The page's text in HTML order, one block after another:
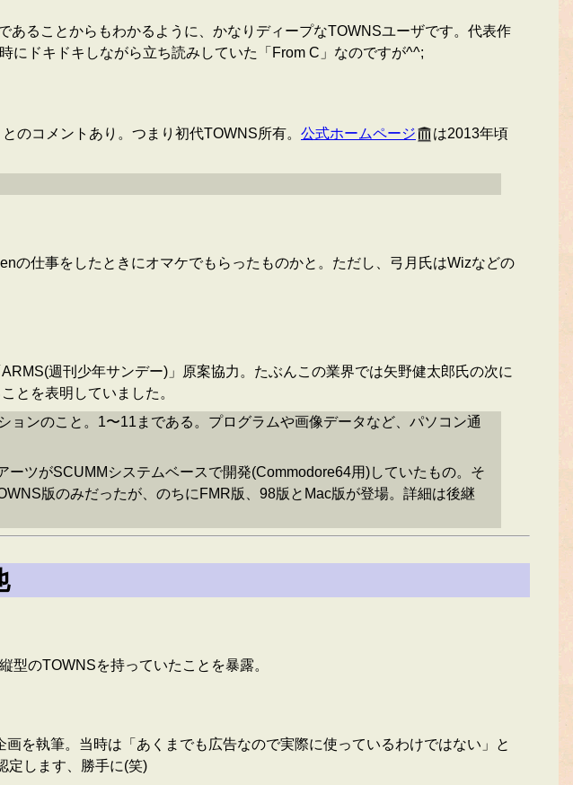
ることからもわかるように、かなりディープなTOWNSユーザです。代表作
にドキドキしながら立ち読みしていた「From C」なのですが^^;
のコメントあり。つまり初代TOWNS所有。 公式ホームページ
は2013年頃
の仕事をしたときにオマケでもらったものかと。ただし、弓月氏はWizなどの
週刊少年サンデー)」原案協力。たぶんこの業界では矢野健太郎氏の次に
とを表明していました。
ンのこと。1〜11まである。プログラムや画像データなど、パソコン通
ツがSCUMMシステムベースで開発(Commodore64用)していたもの。そ
版のみだったが、のちにFMR版、98版とMac版が登場。詳細は後継
型のTOWNSを持っていたことを暴露。
を執筆。当時は「あくまでも広告なので実際に使っているわけではない」と
定します、勝手に(笑)